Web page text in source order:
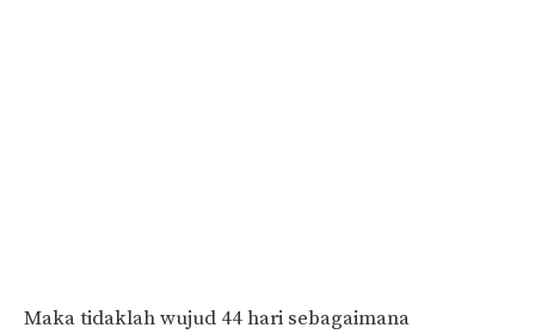
Maka tidaklah wujud 44 hari sebagaimana